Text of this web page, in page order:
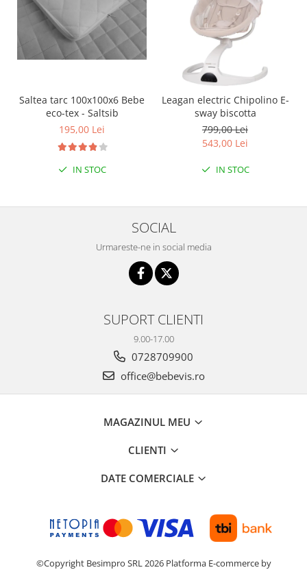
Saltea tarc 100x100x6 Bebe
eco-tex - Saltsib
195,00 Lei
IN STOC
Leagan electric Chipolino E-
sway biscotta
799,00 Lei
543,00 Lei
IN STOC
SOCIAL
Urmareste-ne in social media
SUPORT CLIENTI
9.00-17.00
0728709900
office@bebevis.ro
MAGAZINUL MEU
CLIENTI
DATE COMERCIALE
©Copyright Besimpro SRL 2026 Platforma E-commerce by